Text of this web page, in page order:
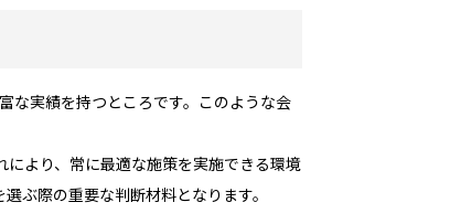
な実績を持つところです。このような会
より、常に最適な施策を実施できる環境
ぶ際の重要な判断材料となります。